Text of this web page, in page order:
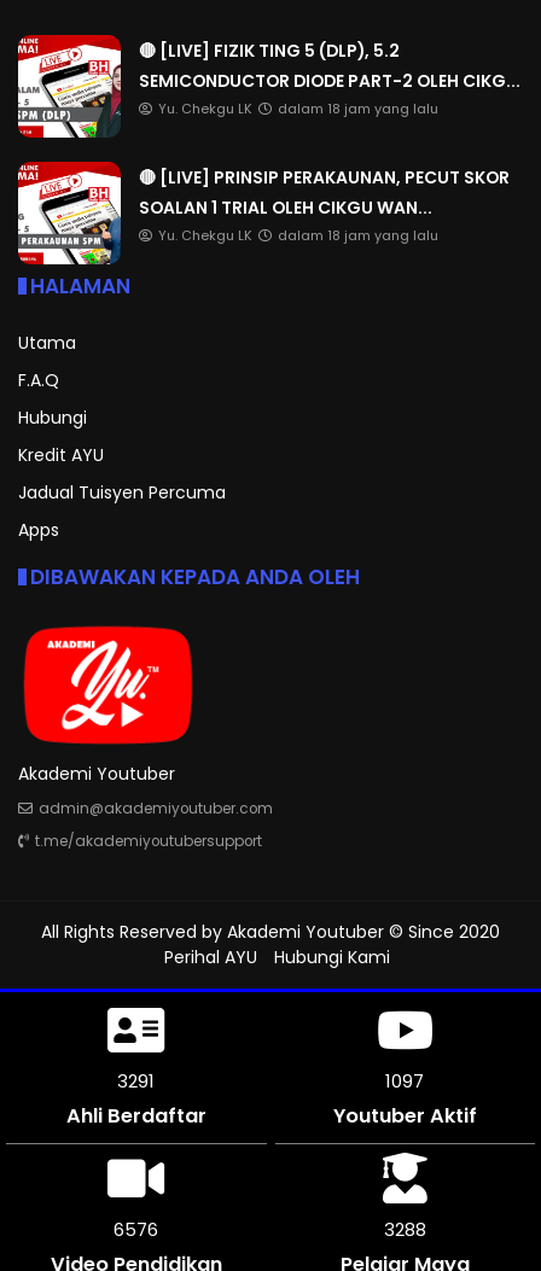
🔴 [LIVE] FIZIK TING 5 (DLP), 5.2
SEMICONDUCTOR DIODE PART-2 OLEH CIKG...
Yu. Chekgu LK dalam 18 jam yang lalu
🔴 [LIVE] PRINSIP PERAKAUNAN, PECUT SKOR
SOALAN 1 TRIAL OLEH CIKGU WAN...
Yu. Chekgu LK dalam 18 jam yang lalu
HALAMAN
Utama
F.A.Q
Hubungi
Kredit AYU
Jadual Tuisyen Percuma
Apps
DIBAWAKAN KEPADA ANDA OLEH
Akademi Youtuber
admin@akademiyoutuber.com
t.me/akademiyoutubersupport
All Rights Reserved by Akademi Youtuber © Since 2020
Perihal AYU
Hubungi Kami
3636
Ahli Berdaftar
1212
Youtuber Aktif
7272
Video Pendidikan
3636
Pelajar Maya